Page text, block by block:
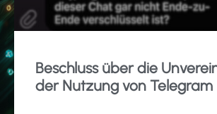
Beschluss über die
der Nutzung von Telegram